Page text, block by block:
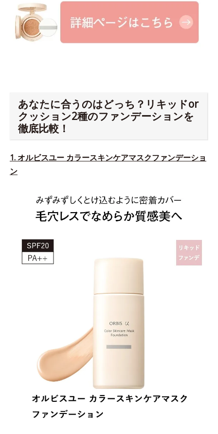
あなたに合うのはどっち？リキッドor
クッション2種のファンデーションを
徹底比較！
1. オルビスユー カラースキンケアマスクファンデーショ
ン